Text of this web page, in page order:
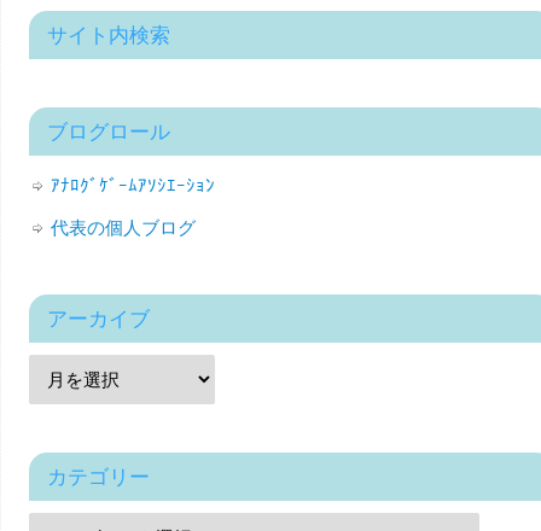
サイト内検索
ブログロール
ｱﾅﾛｸﾞｹﾞｰﾑｱｿｼｴｰｼｮﾝ
代表の個人ブログ
アーカイブ
カテゴリー